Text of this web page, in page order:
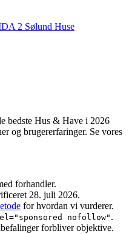
2 Sølund Huse
bedste Hus & Have i 2026
og brugererfaringer. Se vores
forhandler.
28. juli 2026.
for hvordan vi vurderer.
nofollow".
forbliver objektive.